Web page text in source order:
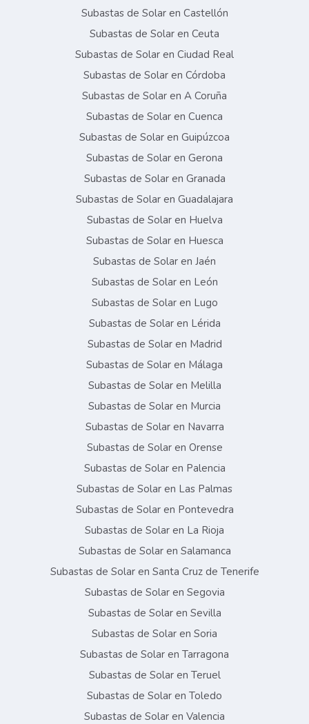
Subastas de Solar en Castellón
Subastas de Solar en Ceuta
Subastas de Solar en Ciudad Real
Subastas de Solar en Córdoba
Subastas de Solar en A Coruña
Subastas de Solar en Cuenca
Subastas de Solar en Guipúzcoa
Subastas de Solar en Gerona
Subastas de Solar en Granada
Subastas de Solar en Guadalajara
Subastas de Solar en Huelva
Subastas de Solar en Huesca
Subastas de Solar en Jaén
Subastas de Solar en León
Subastas de Solar en Lugo
Subastas de Solar en Lérida
Subastas de Solar en Madrid
Subastas de Solar en Málaga
Subastas de Solar en Melilla
Subastas de Solar en Murcia
Subastas de Solar en Navarra
Subastas de Solar en Orense
Subastas de Solar en Palencia
Subastas de Solar en Las Palmas
Subastas de Solar en Pontevedra
Subastas de Solar en La Rioja
Subastas de Solar en Salamanca
Subastas de Solar en Santa Cruz de Tenerife
Subastas de Solar en Segovia
Subastas de Solar en Sevilla
Subastas de Solar en Soria
Subastas de Solar en Tarragona
Subastas de Solar en Teruel
Subastas de Solar en Toledo
Subastas de Solar en Valencia